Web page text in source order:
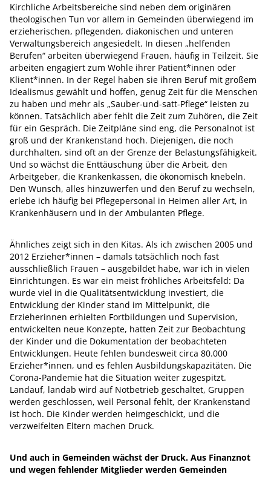
Kirchliche Arbeitsbereiche sind neben dem originären
theologischen Tun vor allem in Gemeinden überwiegend im
erzieherischen, pflegenden, diakonischen und unteren
Verwaltungsbereich angesiedelt. In diesen „helfenden
Berufen“ arbeiten überwiegend Frauen, häufig in Teilzeit. Sie
arbeiten engagiert zum Wohle ihrer Patient*innen oder
Klient*innen. In der Regel haben sie ihren Beruf mit großem
Idealismus gewählt und hoffen, genug Zeit für die Menschen
zu haben und mehr als „Sauber-und-satt-Pflege“ leisten zu
können. Tatsächlich aber fehlt die Zeit zum Zuhören, die Zeit
für ein Gespräch. Die Zeitpläne sind eng, die Personalnot ist
groß und der Krankenstand hoch. Diejenigen, die noch
durchhalten, sind oft an der Grenze der Belastungsfähigkeit.
Und so wächst die Enttäuschung über die Arbeit, den
Arbeitgeber, die Krankenkassen, die ökonomisch knebeln.
Den Wunsch, alles hinzuwerfen und den Beruf zu wechseln,
erlebe ich häufig bei Pflegepersonal in Heimen aller Art, in
Krankenhäusern und in der Ambulanten Pflege.
Ähnliches zeigt sich in den Kitas. Als ich zwischen 2005 und
2012 Erzieher*innen – damals tatsächlich noch fast
ausschließlich Frauen – ausgebildet habe, war ich in vielen
Einrichtungen. Es war ein meist fröhliches Arbeitsfeld: Da
wurde viel in die Qualitätsentwicklung investiert, die
Entwicklung der Kinder stand im Mittelpunkt, die
Erzieherinnen erhielten Fortbildungen und Supervision,
entwickelten neue Konzepte, hatten Zeit zur Beobachtung
der Kinder und die Dokumentation der beobachteten
Entwicklungen. Heute fehlen bundesweit circa 80.000
Erzieher*innen, und es fehlen Ausbildungskapazitäten. Die
Corona-Pandemie hat die Situation weiter zugespitzt.
Landauf, landab wird auf Notbetrieb geschaltet, Gruppen
werden geschlossen, weil Personal fehlt, der Krankenstand
ist hoch. Die Kinder werden heimgeschickt, und die
verzweifelten Eltern machen Druck.
Und auch in Gemeinden wächst der Druck. Aus Finanznot
und wegen fehlender Mitglieder werden Gemeinden